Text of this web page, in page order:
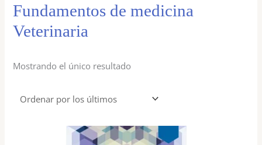
Fundamentos de medicina
Veterinaria
Mostrando el único resultado